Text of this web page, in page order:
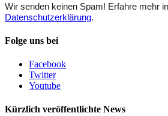
Wir senden keinen Spam! Erfahre mehr
Datenschutzerklärung.
Folge uns bei
Facebook
Twitter
Youtube
Kürzlich veröffentlichte News